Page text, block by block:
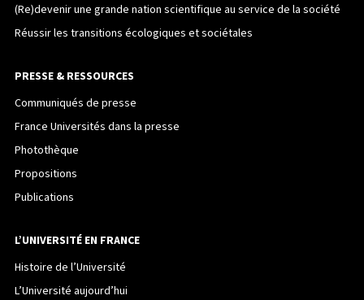
(Re)devenir une grande nation scientifique au service de la société
Réussir les transitions écologiques et sociétales
PRESSE & RESSOURCES
Communiqués de presse
France Universités dans la presse
Photothèque
Propositions
Publications
L’UNIVERSITÉ EN FRANCE
Histoire de l’Université
L’Université aujourd’hui